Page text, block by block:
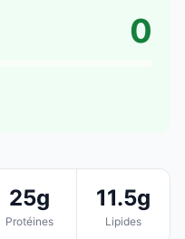
0
25g
Protéines
11.5g
Lipides